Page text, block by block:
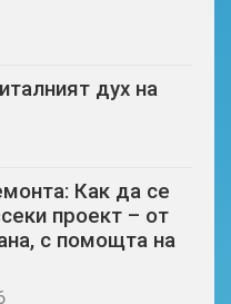
дух на
Как да се
проект – от
с помощта на